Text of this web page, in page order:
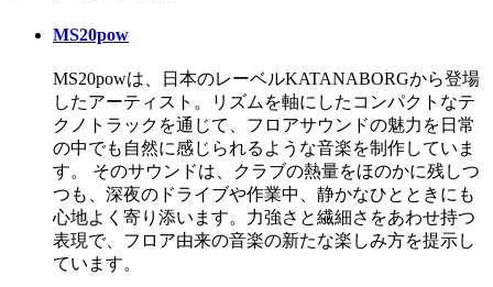
MS20pow
MS20powは、日本のレーベルKATANABORGから登場
したアーティスト。リズムを軸にしたコンパクトなテ
クノトラックを通じて、フロアサウンドの魅力を日常
の中でも自然に感じられるような音楽を制作していま
す。 そのサウンドは、クラブの熱量をほのかに残しつ
つも、深夜のドライブや作業中、静かなひとときにも
心地よく寄り添います。力強さと繊細さをあわせ持つ
表現で、フロア由来の音楽の新たな楽しみ方を提示し
ています。